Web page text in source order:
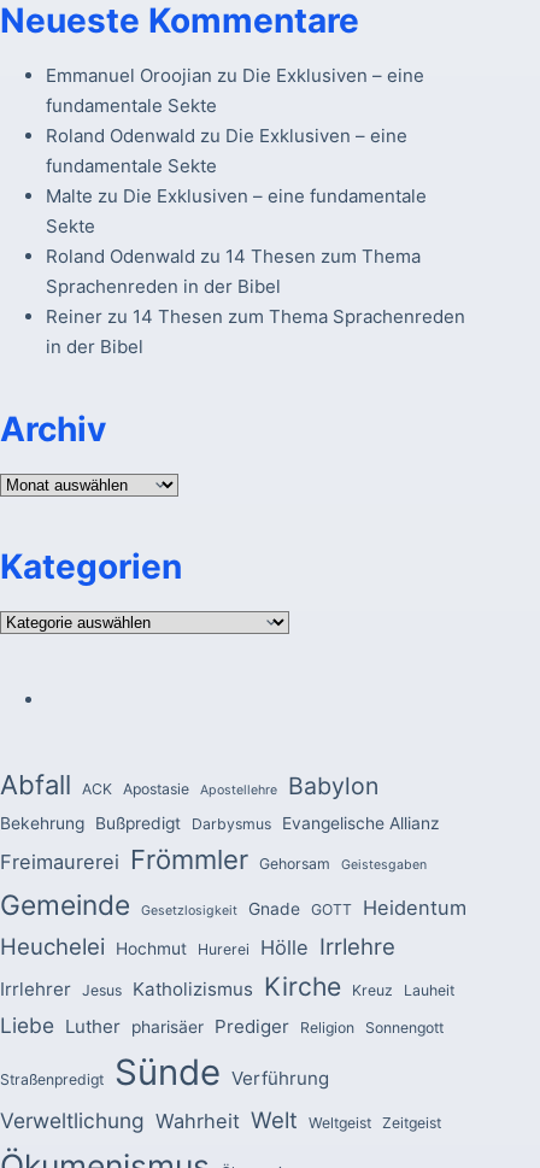
Neueste Kommentare
Emmanuel Oroojian zu Die Exklusiven – eine
fundamentale Sekte
Roland Odenwald zu Die Exklusiven – eine
fundamentale Sekte
Malte zu Die Exklusiven – eine fundamentale
Sekte
Roland Odenwald zu 14 Thesen zum Thema
Sprachenreden in der Bibel
Reinerzu 14 Thesen zum Thema Sprachenreden
in der Bibel
Archiv
Archiv
Kategorien
Kategorien
Abfall ACK Apostasie Apostellehre Babylon
Bekehrung Bußpredigt Darbysmus Evangelische Allianz
Freimaurerei Frömmler Gehorsam Geistesgaben
Gemeinde Gesetzlosigkeit Gnade GOTT Heidentum
Heuchelei Hochmut Hurerei Hölle Irrlehre
Irrlehrer Jesus Katholizismus Kirche Kreuz Lauheit
Liebe Luther pharisäer Prediger Religion Sonnengott
Straßenpredigt Sünde Verführung
Verweltlichung Wahrheit Welt Weltgeist Zeitgeist